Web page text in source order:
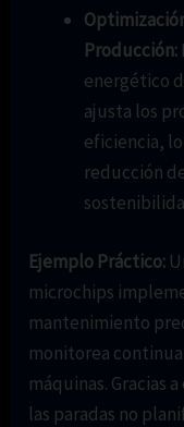
Producción:
energético
ajusta los
eficiencia,
reducción
Ejemplo Práctico:
microchips
mantenimiento
monitorea
máquinas. Gracias
las paradas no